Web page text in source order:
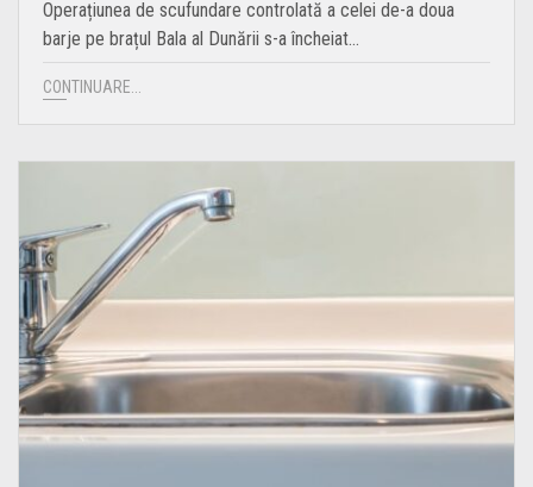
Operațiunea de scufundare controlată a celei de-a doua
barje pe brațul Bala al Dunării s-a încheiat…
CONTINUARE...